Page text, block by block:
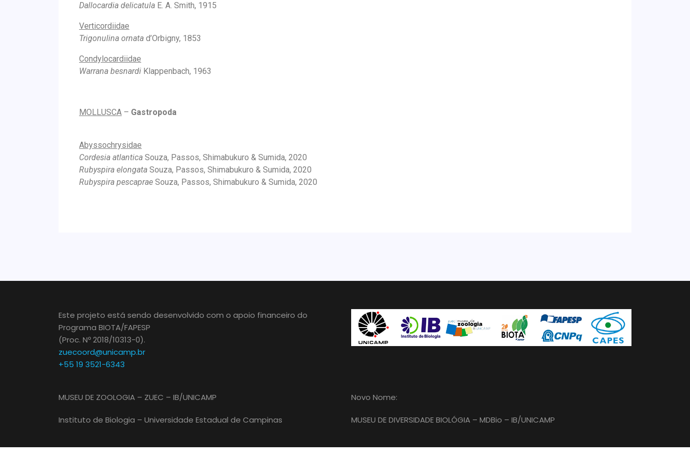
Dallocardia delicatula E. A. Smith, 1915
Verticordiidae
Trigonulina ornata d’Orbigny, 1853
Condylocardiidae
Warrana besnardi Klappenbach, 1963
MOLLUSCA – Gastropoda
Abyssochrysidae
Cordesia atlantica Souza, Passos, Shimabukuro & Sumida, 2020
Rubyspira elongata Souza, Passos, Shimabukuro & Sumida, 2020
Rubyspira pescaprae Souza, Passos, Shimabukuro & Sumida, 2020
Este projeto está sendo desenvolvido com o apoio financeiro do
Programa BIOTA/FAPESP
(Proc. Nº 2018/10313-0).
zuecoord@unicamp.br
+55 19 3521-6343
MUSEU DE ZOOLOGIA – ZUEC – IB/UNICAMP
Instituto de Biologia – Universidade Estadual de Campinas
Novo Nome:
MUSEU DE DIVERSIDADE BIOLÓGIA – MDBio – IB/UNICAMP